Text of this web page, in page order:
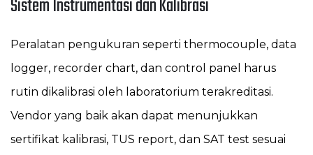
Sistem Instrumentasi dan Kalibrasi
Peralatan pengukuran seperti thermocouple, data
logger, recorder chart, dan control panel harus
rutin dikalibrasi oleh laboratorium terakreditasi.
Vendor yang baik akan dapat menunjukkan
sertifikat kalibrasi, TUS report, dan SAT test sesuai